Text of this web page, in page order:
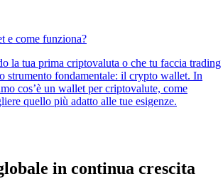
e come funziona?
la tua prima criptovaluta o che tu faccia trading
strumento fondamentale: il crypto wallet. In
cos’è un wallet per criptovalute, come
quello più adatto alle tue esigenze.
in continua crescita